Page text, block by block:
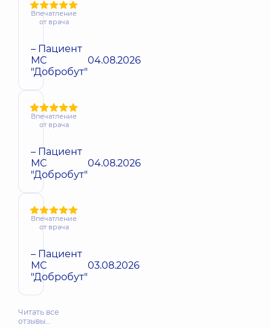
Впечатление
от врача
– Пациент
МС
"Добробут"
04.08.2026
Впечатление
от врача
– Пациент
МС
"Добробут"
04.08.2026
Впечатление
от врача
– Пациент
МС
"Добробут"
03.08.2026
Читать все
отзывы…